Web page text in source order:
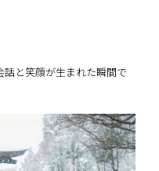
と笑顔が生まれた瞬間で